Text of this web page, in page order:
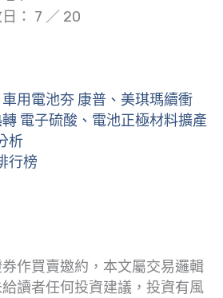
： 7 ／ 20
車用電池夯 康普、美琪瑪續衝
電子硫酸、電池正極材料擴產
析
行榜
作買賣邀約，本文屬交易邏輯
讀者任何投資建議，投資有風